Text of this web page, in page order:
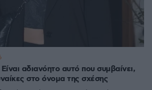
αδιανόητο αυτό που συμβαίνει,
στο όνομα της σχέσης